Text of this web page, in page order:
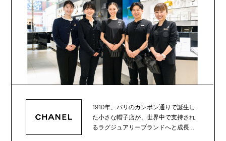
1910年、パリのカンボン通りで誕生し
た小さな帽子店が、世界中で支持され
るラグジュアリーブランドへと成長